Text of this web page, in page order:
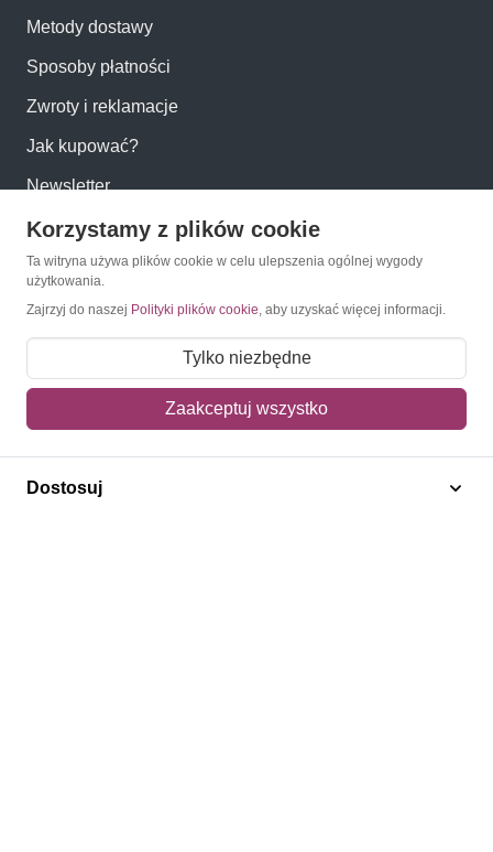
Metody dostawy
Sposoby płatności
Zwroty i reklamacje
Jak kupować?
Newsletter
Konto
Moje konto
Mój koszyk
Adres dostawy
Polecamy
Korzystamy z plików cookie
Ta witryna używa plików cookie w celu ulepszenia ogólnej wygody
użytkowania.
Zajrzyj do naszej Polityki plików cookie, aby uzyskać więcej informacji.
Tylko niezbędne
Zaakceptuj wszystko
Dostosuj